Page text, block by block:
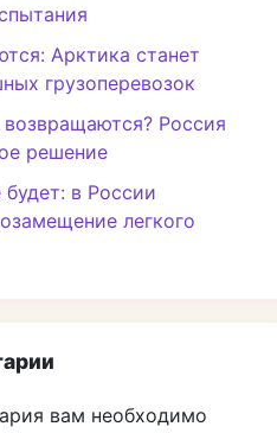
Арктика станет
грузоперевозок
Россия
решение
в России
легкого
вам необходимо